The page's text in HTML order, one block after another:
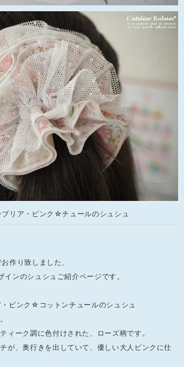
ブリア・ピンク☆チュールのシュシュ
作り致しました、
ンのシュシュご紹介ページです。
ピンク☆コットンチュールのシュシュ
ィーク調に色付けされた、ローズ柄です。
が、奥行きを出していて、優しい大人ピンクに仕